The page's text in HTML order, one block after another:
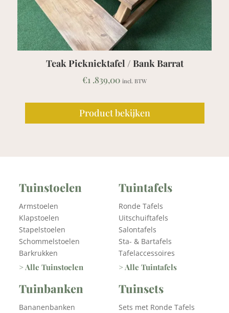
Teak Picknicktafel / Bank Barrat
1 .839,00 incl. BTW
Product bekijken
Tuinstoelen
Armstoelen
Klapstoelen
Stapelstoelen
Schommelstoelen
Barkrukken
> Alle Tuinstoelen
Tuinbanken
Bananenbanken
Tuintafels
Ronde Tafels
Uitschuiftafels
Salontafels
Sta- & Bartafels
Tafelaccessoires
> Alle Tuintafels
Tuinsets
Sets met Ronde Tafels